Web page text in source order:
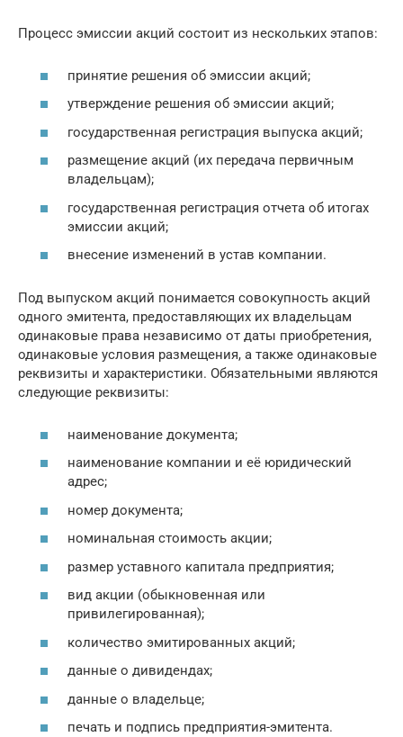
Процесс эмиссии акций состоит из нескольких этапов:
принятие решения об эмиссии акций;
утверждение решения об эмиссии акций;
государственная регистрация выпуска акций;
размещение акций (их передача первичным
владельцам);
государственная регистрация отчета об итогах
эмиссии акций;
внесение изменений в устав компании.
Под выпуском акций понимается совокупность акций
одного эмитента, предоставляющих их владельцам
одинаковые права независимо от даты приобретения,
одинаковые условия размещения, а также одинаковые
реквизиты и характеристики. Обязательными являются
следующие реквизиты:
наименование документа;
наименование компании и её юридический
адрес;
номер документа;
номинальная стоимость акции;
размер уставного капитала предприятия;
вид акции (обыкновенная или
привилегированная);
количество эмитированных акций;
данные о дивидендах;
данные о владельце;
печать и подпись предприятия-эмитента.